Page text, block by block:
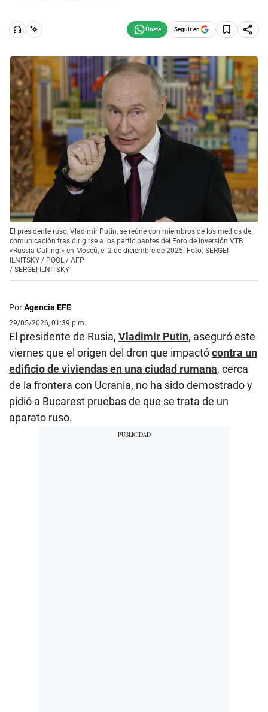
Seguir en
El presidente ruso, Vladímir Putin, se reúne con miembros de los medios de
comunicación tras dirigirse a los participantes del Foro de Inversión VTB
«Russia Calling!» en Moscú, el 2 de diciembre de 2025. Foto: SERGEI
ILNITSKY / POOL / AFP
/ SERGEI ILNITSKY
PorAgencia EFE
29/05/2026, 01:39 p.m.
El presidente de Rusia, Vladimir Putin, aseguró este
viernes que el origen del dron que impactócontra un
edificio de viviendas en una ciudad rumana, cerca
de la frontera con Ucrania, no ha sido demostrado y
pidió a Bucarest pruebas de que se trata de un
aparato ruso.